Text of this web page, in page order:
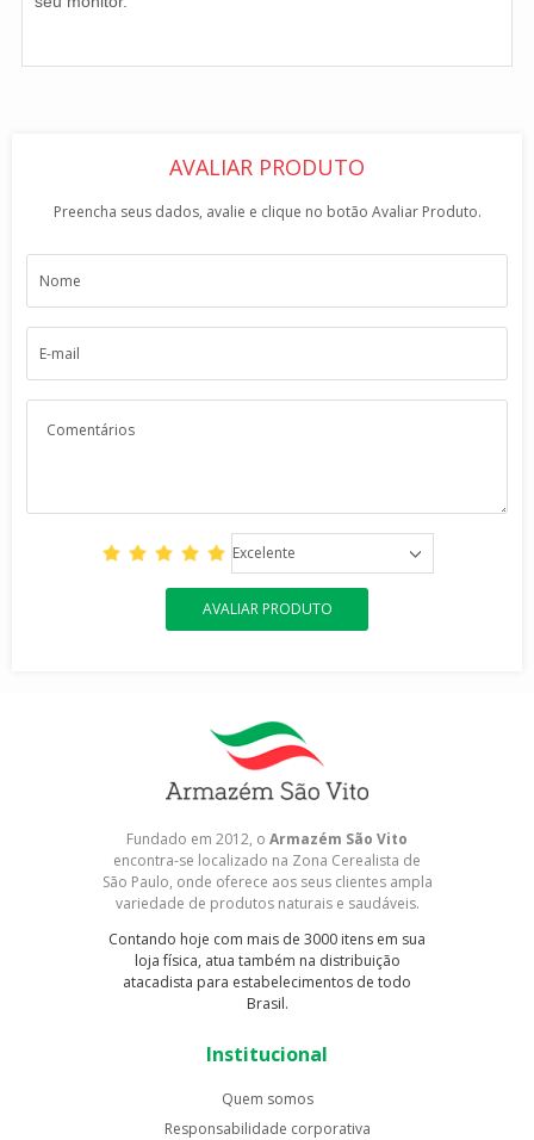
AVALIAR PRODUTO
Preencha seus dados, avalie e clique no botão Avaliar Produto.
Excelente
AVALIAR PRODUTO
Fundado em 2012, o Armazém São Vito
encontra-se localizado na Zona Cerealista de
São Paulo, onde oferece aos seus clientes ampla
variedade de produtos naturais e saudáveis.
Contando hoje com mais de 3000 itens em sua
loja física, atua também na distribuição
atacadista para estabelecimentos de todo
Brasil.
Institucional
Quem somos
Responsabilidade corporativa